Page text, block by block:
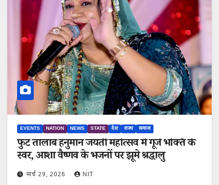
EVENTS NATION NEWS STATE देश राज्य समाज
फुट तालाब हनुमान जयंती महोत्सव में गूंजे भक्ति के
स्वर, आशा वैष्णव के भजनों पर झूमे श्रद्धालु
मार्च 29, 2026 NIT